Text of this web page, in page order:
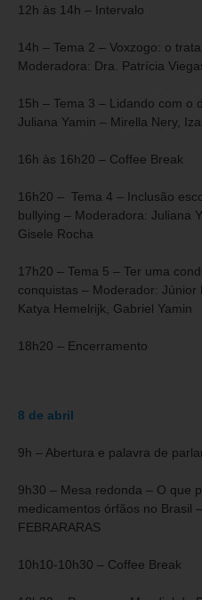
12h às 14h – Intervalo
14h – Tema 2 – Voxzogo: o
Moderadora: Dra. Patrícia
15h – Tema 3 – Lidando com o
Juliana Yamin – Mirella Nery,
16h às 16h20 – Coffee Break
16h20 – Tema 4 – Inclusão
bullying – Moderadora: Juliana
Gisele Rocha
17h20 – Tema 5 – Ter uma
conquistas – Moderador: Júnior
Katya Hemelrijk, Gabriel Yamin
18h20 – Encerramento
8 de abril
9h – Abertura e palavra de
9h30 – Mesa redonda – O que
medicamentos órfãos no Brasil
FEBRARARAS
10h10-10h30 – Coffee Break